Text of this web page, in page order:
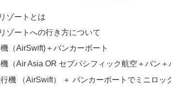
ゾートとは
ゾートへの行き方について
（AirSwift)＋バンカーボート
（Air Asia OR セブパシフィック航空＋バン＋
機 （AirSwift） ＋ バンカーボートでミニロッ